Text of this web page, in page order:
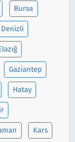
Bursa
Denizli
Gaziantep
Hatay
Kars